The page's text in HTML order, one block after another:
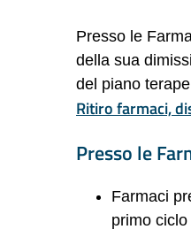
Presso le
della sua
del piano
Ritiro farmaci,
Presso le
Farmaci
primo